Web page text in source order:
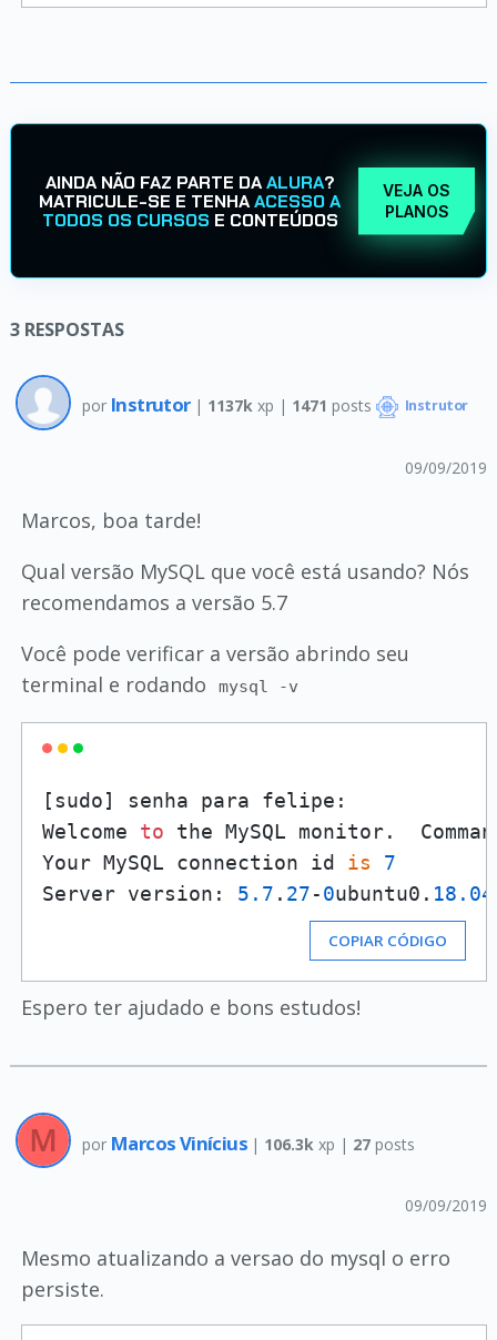
AINDA NÃO FAZ PARTE DAALURA?
MATRICULE-SE E TENHAACESSO A
TODOS OS CURSOS E CONTEÚDOS
VEJA OS
PLANOS
3 RESPOSTAS
por Instrutor | 1137k xp | 1471 posts Instrutor
09/09/2019
Marcos, boa tarde!
Qual versão MySQL que você está usando? Nós
recomendamos a versão 5.7
Você pode verificar a versão abrindo seu
terminal e rodando
mysql -v
[sudo] senha para felipe:
Welcome to the MySQL monitor.
Your MySQL connection id is
7
Server version: 5.7 . 27-0ubuntu0. 18.04
COPIAR CÓDIGO
Espero ter ajudado e bons estudos!
por Marcos Vinícius | 106.3k xp | 27 posts
09/09/2019
Mesmo atualizando a versao do mysql o erro
persiste.